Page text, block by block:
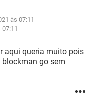
às 07:11
07:11
aqui queria muito pois
go sem